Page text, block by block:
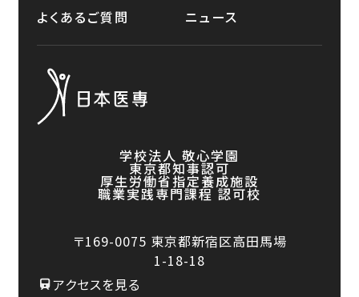
学校法人 敬心学園
東京都知事認可
厚生労働省指定養成施設
職業実践専門課程 認可校
〒169-0075 東京都新宿区高田馬場
1-18-18
アクセスを見る
よくあるご質問
ニュース